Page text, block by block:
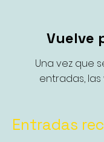
Vuelve
Una vez que
entradas, las
Entradas